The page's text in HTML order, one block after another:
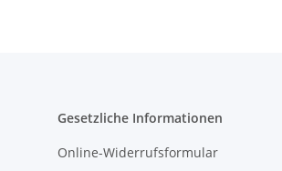
Gesetzliche Informationen
Online-Widerrufsformular